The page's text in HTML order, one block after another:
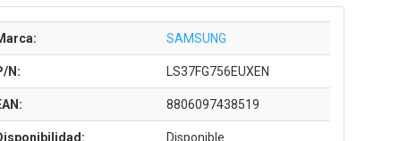
SAMSUNG
N: LS37FG756EUXEN
8806097438519
Disponible